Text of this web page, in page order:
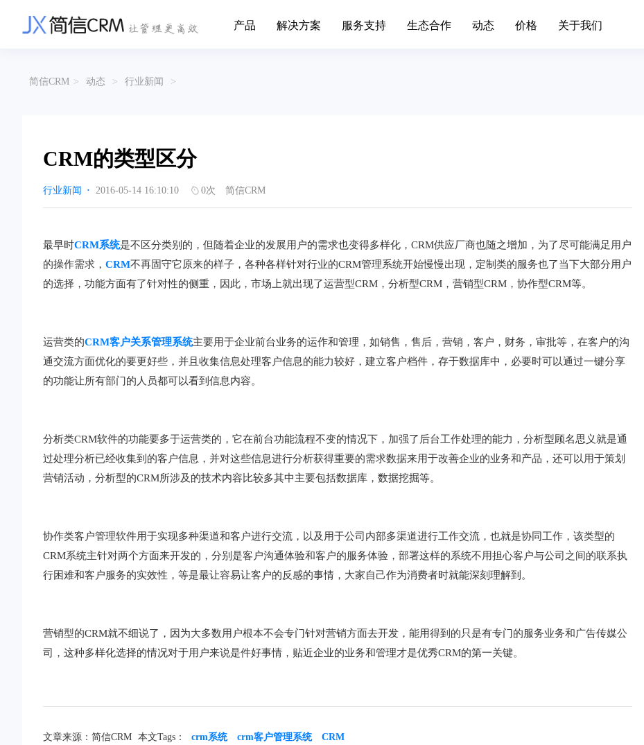
产品
营销云
从营销获客到商机转化的全流程管理
渠道云
融合分公司、经销商、总部伙伴管理
涵盖多种售前/后服务元素功能和接入
涵盖多种售前/后服务元素功能和接入
SCRM
私有化部署
智慧园区
宴会系统
解决方案
挖现有客户价值以及开发更多新...
传媒企业自身由于数字化传媒的发
展，对其内部控制建设和完善也是...
进装修行业往信息化道路上发展...
化，加快旅游业的发展速度，提高...
互联网等相关信息技术的发展是支撑
互联网金融模式发展的基石，给...
通过数字化方式，随时和专家互动，
享受个性化的健康资讯，实现及...
外贸行业独有的数据集中处理机制，
可以有效地保护客户资源，降低...
服务支持
帮助文档
以CRM产品为基础的功能点
生态合作 动态 价格 关于我们
关于简信
简信CRM > 动态 > 行业新闻 >
CRM的类型区分
行业新闻 · 2016-05-14 16:10:10 0次 简信CRM
最早时CRM系统是不区分类别的，但随着企业的发展用户的需求也变得多样化，CRM供应厂商也随之增加，为了尽可能满足用户
的操作需求， CRM不再固守它原来的样子，各种各样针对行业的CRM管理系统开始慢慢出现，定制类的服务也了当下大部分用户
的选择，功能方面有了针对性的侧重，因此，市场上就出现了运营型CRM，分析型CRM，营销型CRM，协作型CRM等。
运营类的CRM客户关系管理系统主要用于企业前台业务的运作和管理，如销售，售后，营销，客户，财务，审批等，在客户的沟
通交流方面优化的要更好些，并且收集信息处理客户信息的能力较好，建立客户档件，存于数据库中，必要时可以通过一键分享
的功能让所有部门的人员都可以看到信息内容。
分析类CRM软件的功能要多于运营类的，它在前台功能流程不变的情况下，加强了后台工作处理的能力，分析型顾名思义就是通
过处理分析已经收集到的客户信息，并对这些信息进行分析获得重要的需求数据来用于改善企业的业务和产品，还可以用于策划
营销活动，分析型的CRM所涉及的技术内容比较多其中主要包括数据库，数据挖掘等。
协作类客户管理软件用于实现多种渠道和客户进行交流，以及用于公司内部多渠道进行工作交流，也就是协同工作，该类型的
CRM系统主针对两个方面来开发的，分别是客户沟通体验和客户的服务体验，部署这样的系统不用担心客户与公司之间的联系执
行困难和客户服务的实效性，等是最让容易让客户的反感的事情，大家自己作为消费者时就能深刻理解到。
营销型的CRM就不细说了，因为大多数用户根本不会专门针对营销方面去开发，能用得到的只是有专门的服务业务和广告传媒公
司，这种多样化选择的情况对于用户来说是件好事情，贴近企业的业务和管理才是优秀CRM的第一关键。
文章来源：简信CRM 本文Tags： crm系统 crm客户管理系统 CRM